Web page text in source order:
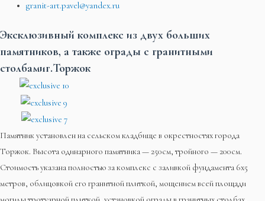
granit-art.pavel@yandex.ru
Эксклюзивный комплекс из двух больших
памятников, а также ограды с гранитными
столбамиг.Торжок
Памятник установлен на сельском кладбище в окрестностях города
Торжок. Высота одинарного памятника — 250см, тройного — 200см.
Стоимость указана полностью за комплекс с заливкой фундамента 6х5
метров, облицовкой его гранитной плиткой, мощением всей площади